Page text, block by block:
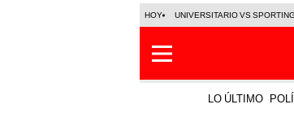
HOY UNIVERSITARIO VS
LO ÚLTIMO